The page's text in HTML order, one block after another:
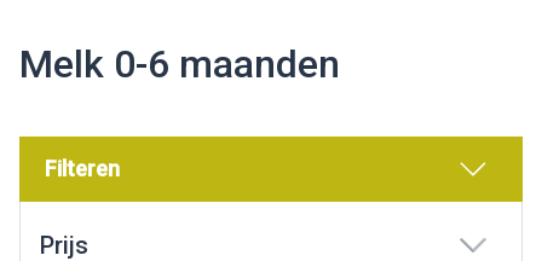
Melk 0-6 maanden
Filteren
Prijs